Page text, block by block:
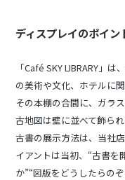
ディスプレイのポイン
「Café SKY LIBRARY」
の美術や文化、ホテルに
その本棚の合間に、ガラ
古地図は壁に並べて飾られ
古書の展示方法は、当社
イアントは当初、“古書を
か”“図版をどうしたらの